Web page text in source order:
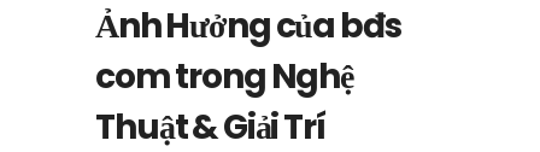
Ảnh Hưởng của bđs
com trong Nghệ
Thuật & Giải Trí